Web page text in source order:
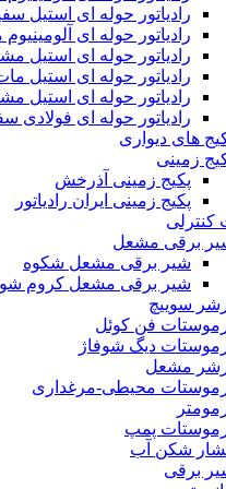
رادیاتور حوله ای استیل
رادیاتور حوله ای
رادیاتور حوله ای استیل
رادیاتور حوله ای استیل
رادیاتور حوله ای استیل
رادیاتور حوله ای فولادی
های دیواری
زمینی
پکیج زمینی آذرخش
پکیج زمینی ایران رادیاتور
کنترلی
برقی مشعل
شیر برقی مشعل شکوه
شیر برقی مشعل کروم
سوییچ
فن کوئل
دیگ شوفاژ
مشعل
محیطی-مرغداری
پمپ
شکن آب
برقی